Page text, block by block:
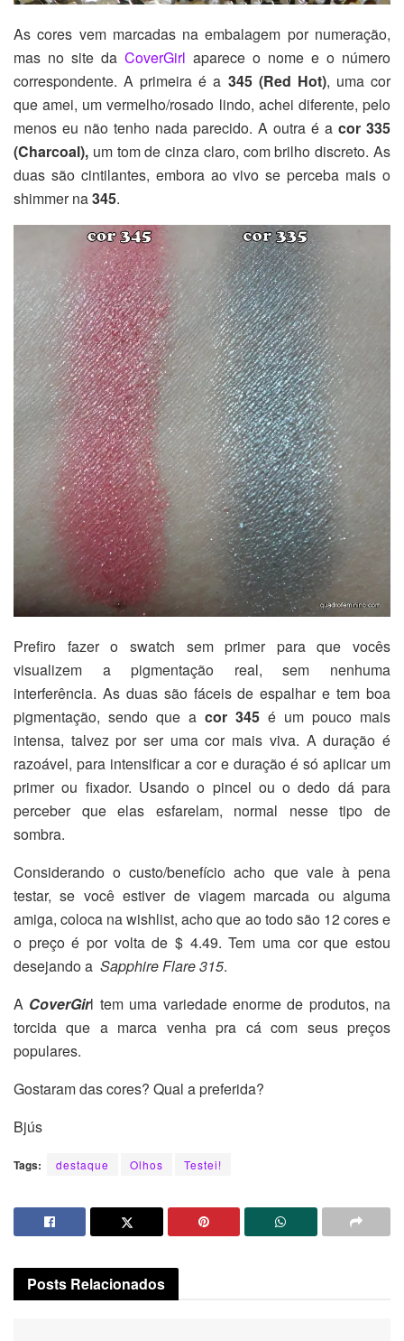
As cores vem marcadas na embalagem por numeração,
mas no site da CoverGirl aparece o nome e o número
correspondente. A primeira é a 345 (Red Hot), uma cor
que amei, um vermelho/rosado lindo, achei diferente, pelo
menos eu não tenho nada parecido. A outra é a cor 335
(Charcoal), um tom de cinza claro, com brilho discreto. As
duas são cintilantes, embora ao vivo se perceba mais o
shimmer na345.
Prefiro fazer o swatch sem primer para que vocês
visualizem a pigmentação real, sem nenhuma
interferência. As duas são fáceis de espalhar e tem boa
pigmentação, sendo que a cor 345 é um pouco mais
intensa, talvez por ser uma cor mais viva. A duração é
razoável, para intensificar a cor e duração é só aplicar um
primer ou fixador. Usando o pincel ou o dedo dá para
perceber que elas esfarelam, normal nesse tipo de
sombra.
Considerando o custo/benefício acho que vale à pena
testar, se você estiver de viagem marcada ou alguma
amiga, coloca na wishlist, acho que ao todo são 12 cores e
o preço é por volta de $ 4.49. Tem uma cor que estou
desejando a Sapphire Flare 315.
A CoverGirl tem uma variedade enorme de produtos, na
torcida que a marca venha pra cá com seus preços
populares.
Gostaram das cores? Qual a preferida?
Bjús
Tags: destaque Olhos Testei!
Posts Relacionados